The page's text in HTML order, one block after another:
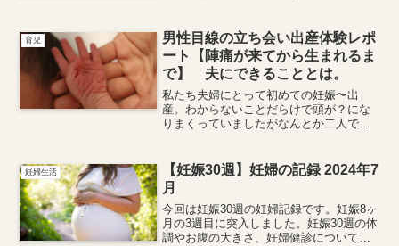
しく検査していただきました。その時の
結果を記録しています。
育児
男性目線の立ち会い出産体験レポ
ート【陣痛が来てから生まれるま
で】 夫にできることとは。
私たち夫婦にとって初めての妊娠〜出
産。わからないことだらけで頭が？にな
りまくっていましたがなんとか二人で乗
まとめたいと思います✨
妊婦生活
【妊娠30週】妊婦の記録 2024年7
月
今回は妊娠30週の妊婦記録です。妊娠8ヶ
月の3週目に突入しました。妊娠30週の体
調やお腹の大きさ、妊婦健診について記